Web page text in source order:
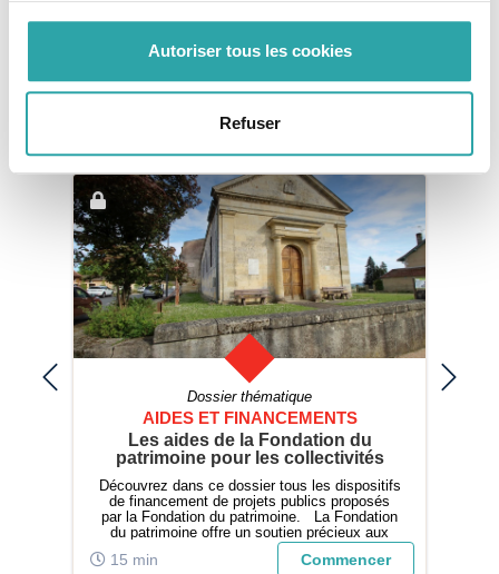
Autoriser tous les cookies
Refuser
Contenu proposé par :Le programme Petites
Villes de demain de l'ANCT
Pour aller plus loin
Dossier thématique
AIDES ET FINANCEMENTS
Les aides de la Fondation du
patrimoine pour les collectivités
Découvrez dans ce dossier tous les dispositifs
de financement de projets publics proposés
par la Fondation du patrimoine. La Fondation
du patrimoine offre un soutien précieux aux
collectivités et associations engagées dans la
sauvegarde et la valorisation du patrimoine
15 min Commencer